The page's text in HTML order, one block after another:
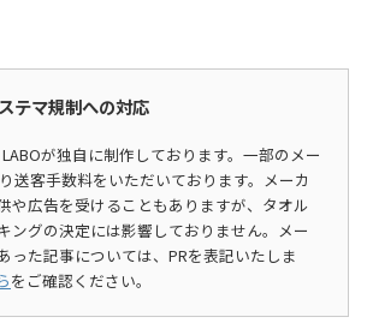
テマ規制への対応
が独自に制作しております。一部のメー
送客手数料をいただいております。メーカ
や広告を受けることもありますが、タオル
ングの決定には影響しておりません。メー
った記事については、PRを表記いたしま
をご確認ください。